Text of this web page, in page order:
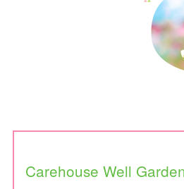
Carehouse Well